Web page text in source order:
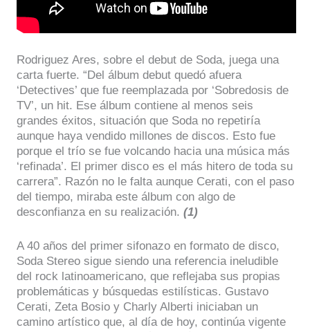
Rodriguez Ares, sobre el debut de Soda, juega una
carta fuerte. “Del álbum debut quedó afuera
‘Detectives’ que fue reemplazada por ‘Sobredosis de
TV’, un hit. Ese álbum contiene al menos seis
grandes éxitos, situación que Soda no repetiría
aunque haya vendido millones de discos. Esto fue
porque el trío se fue volcando hacia una música más
‘refinada’. El primer disco es el más hitero de toda su
carrera”. Razón no le falta aunque Cerati, con el paso
del tiempo, miraba este álbum con algo de
desconfianza en su realización. (1)
A 40 años del primer sifonazo en formato de disco,
Soda Stereo sigue siendo una referencia ineludible
del rock latinoamericano, que reflejaba sus propias
problemáticas y búsquedas estilísticas. Gustavo
Cerati, Zeta Bosio y Charly Alberti iniciaban un
camino artístico que, al día de hoy, continúa vigente